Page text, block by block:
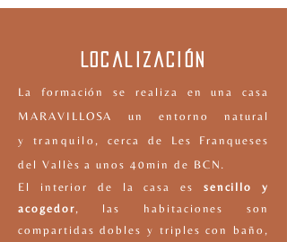
Localización
La formación se realiza en una casa
MARAVILLOSA un entorno natural
y tranquilo , cerca de Les Franqueses
del Vallès a unos 40min de BCN.
El interior de la casa es sencillo y
acogedor, las habitaciones son
compartidas dobles y triples con baño,